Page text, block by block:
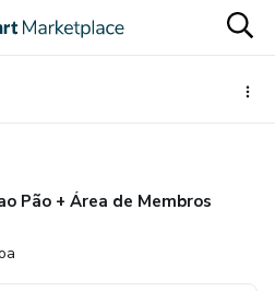
Pão + Área de Membros